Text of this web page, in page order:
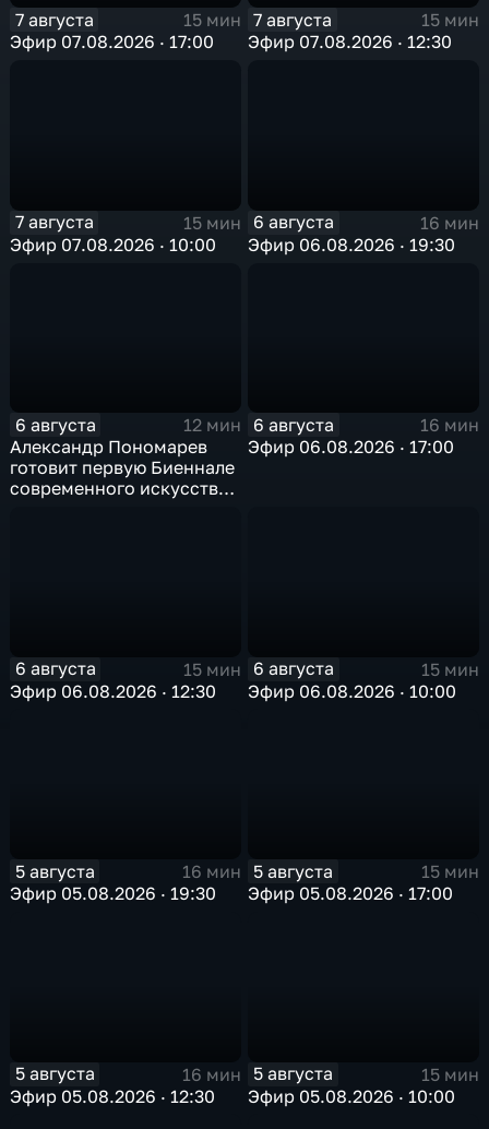
7 августа
15 мин
Эфир 07.08.2026 · 17:00
7 августа
15 мин
Эфир 07.08.2026 · 12:30
7 августа
15 мин
Эфир 07.08.2026 · 10:00
6 августа
16 мин
Эфир 06.08.2026 · 19:30
6 августа
12 мин
Александр Пономарев
готовит первую Биеннале
современного искусства
6 августа
16 мин
Эфир 06.08.2026 · 17:00
6 августа
15 мин
Эфир 06.08.2026 · 12:30
6 августа
15 мин
Эфир 06.08.2026 · 10:00
5 августа
16 мин
Эфир 05.08.2026 · 19:30
5 августа
15 мин
Эфир 05.08.2026 · 17:00
5 августа
16 мин
Эфир 05.08.2026 · 12:30
5 августа
15 мин
Эфир 05.08.2026 · 10:00